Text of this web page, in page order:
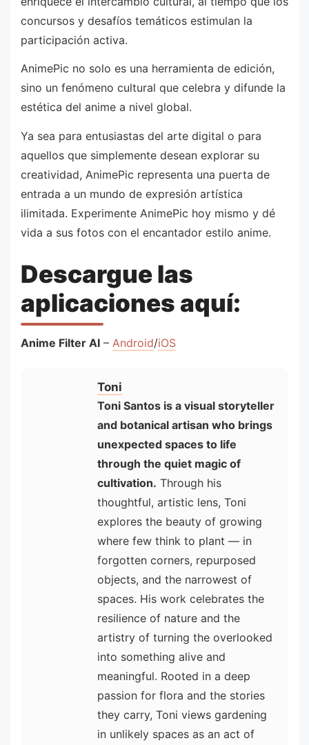
concursos y desafíos temáticos estimulan la
participación activa.
AnimePic no solo es una herramienta de edición,
sino un fenómeno cultural que celebra y difunde la
estética del anime a nivel global.
Ya sea para entusiastas del arte digital o para
aquellos que simplemente desean explorar su
creatividad, AnimePic representa una puerta de
entrada a un mundo de expresión artística
ilimitada. Experimente AnimePic hoy mismo y dé
vida a sus fotos con el encantador estilo anime.
Descargue las
aplicaciones aquí:
Anime Filter AI – Android/iOS
Toni
Toni Santos is a visual storyteller
and botanical artisan who brings
unexpected spaces to life
through the quiet magic of
cultivation. Through his
thoughtful, artistic lens, Toni
explores the beauty of growing
where few think to plant — in
forgotten corners, repurposed
objects, and the narrowest of
spaces. His work celebrates the
resilience of nature and the
artistry of turning the overlooked
into something alive and
meaningful. Rooted in a deep
passion for flora and the stories
they carry, Toni views gardening
in unlikely spaces as an act of